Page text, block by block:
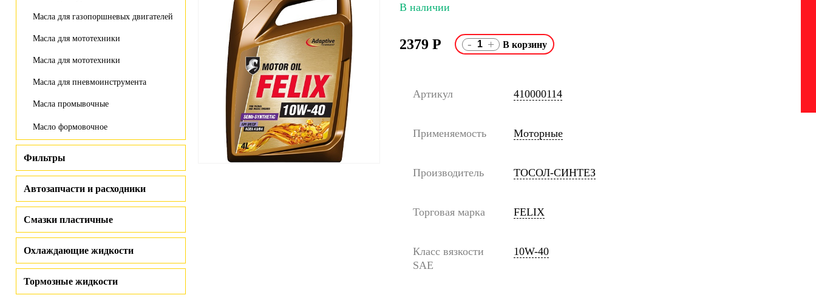
Масла для газопоршневых двигателей
Масла для мототехники
Масла для мототехники
Масла для пневмоинструмента
Масла промывочные
Масло формовочное
Фильтры
Автозапчасти и расходники
Смазки пластичные
Охлаждающие жидкости
Тормозные жидкости
В наличии
2379 Р - +
Артикул 410000114
Применяемость Моторные
Производитель ТОСОЛ-СИНТЕЗ
Торговая марка FELIX
Класс вязкости
SAE
10W-40